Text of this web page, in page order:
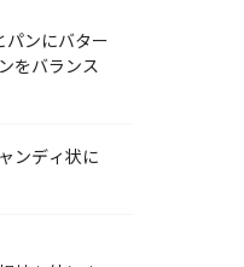
パンにバター
をバランス
ンディ状に